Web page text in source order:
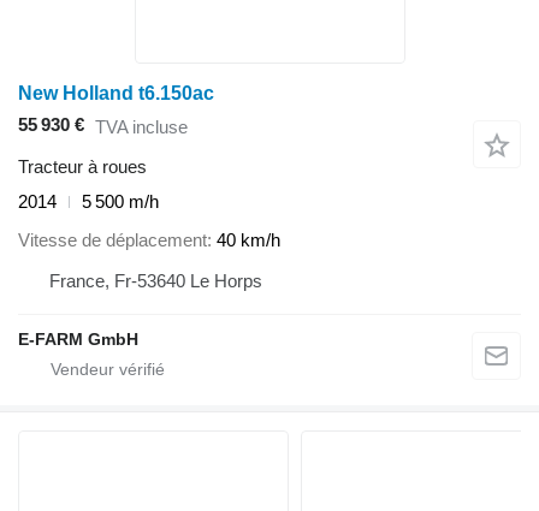
New Holland t6.150ac
55 930 € TVA incluse
Tracteur à roues
2014
5 500 m/h
Vitesse de déplacement 40 km/h
France, Fr-53640 Le Horps
E-FARM GmbH